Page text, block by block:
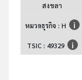
สงขลา
หมวดธุรกิจ : H
TSIC : 49329